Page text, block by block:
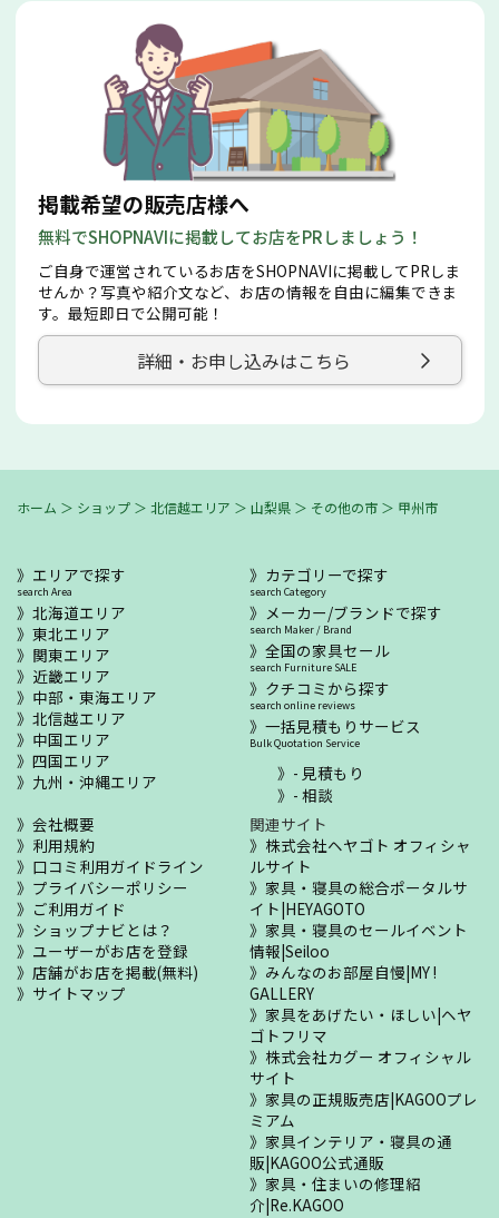
掲載希望の販売店様へ
無料でSHOPNAVIに掲載してお店をPRしましょう！
ご自身で運営されているお店をSHOPNAVIに掲載してPRしま
せんか？写真や紹介文など、お店の情報を自由に編集できま
す。最短即日で公開可能！
詳細・お申し込みはこちら
ホーム ＞ ショップ ＞ 北信越エリア ＞ 山梨県 ＞ その他の市 ＞ 甲州市
エリアで探す
search Area
北海道エリア
東北エリア
関東エリア
近畿エリア
中部・東海エリア
北信越エリア
中国エリア
四国エリア
九州・沖縄エリア
カテゴリーで探す
search Category
メーカー/ブランドで探す
search Maker / Brand
全国の家具セール
search Furniture SALE
クチコミから探す
search online reviews
一括見積もりサービス
Bulk Quotation Service
- 見積もり
- 相談
会社概要
利用規約
口コミ利用ガイドライン
プライバシーポリシー
ご利用ガイド
ショップナビとは？
ユーザーがお店を登録
店舗がお店を掲載(無料)
サイトマップ
関連サイト
株式会社ヘヤゴト オフィシャ
ルサイト
家具・寝具の総合ポータルサ
イト|HEYAGOTO
家具・寝具のセールイベント
情報|Seiloo
みんなのお部屋自慢|MY !
GALLERY
家具をあげたい・ほしい|ヘヤ
ゴトフリマ
株式会社カグー オフィシャル
サイト
家具の正規販売店|KAGOOプレ
ミアム
家具インテリア・寝具の通
販|KAGOO公式通販
家具・住まいの修理紹
介|Re.KAGOO